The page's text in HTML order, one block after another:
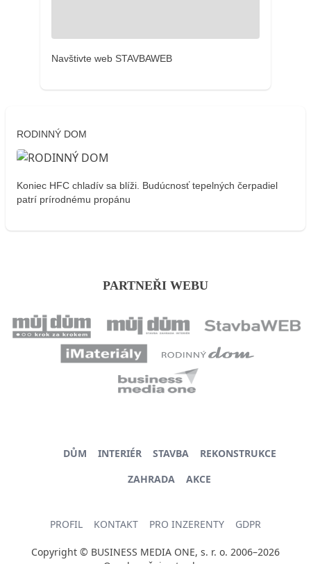
Navštivte web STAVBAWEB
RODINNÝ DOM
Koniec HFC chladív sa blíži. Budúcnosť tepelných čerpadiel
patrí prírodnému propánu
PARTNEŘI WEBU
DŮM INTERIÉR STAVBA
REKONSTRUKCE
ZAHRADA
AKCE
PROFIL KONTAKT PRO INZERENTY GDPR
Copyright © BUSINESS MEDIA ONE, s. r. o. 2006–2026